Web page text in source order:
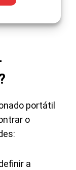
portátil
o
a